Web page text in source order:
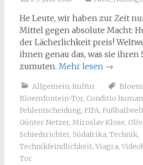
He Leute, wir haben zur Zeit
Mittel gegen absolute Macht:
der Lächerlichkeit preis!
ihnen genau das, was sie
zumuten. Mehr lesen →
Allgemein, Kultur
Bloemfontein-Tor, Conditio
Fehlentscheidung, FIFA,
Günter Netzer, Miroslav Klose,
Schiedsrichter, Südafrika, Technik,
Technikfeindlichkeit, Viagra,
Tor